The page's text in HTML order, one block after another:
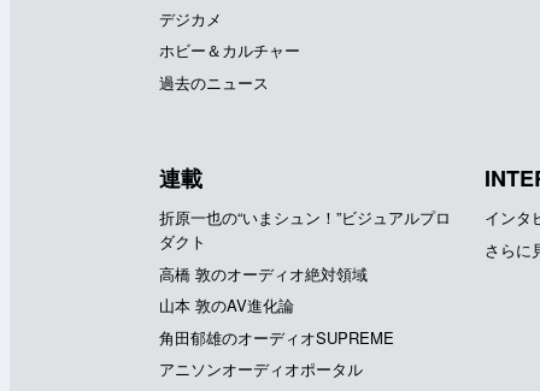
デジカメ
ホビー＆カルチャー
過去のニュース
連載
折原一也の“いまシュン！”ビジュアルプロ
ダクト
高橋 敦のオーディオ絶対領域
山本 敦のAV進化論
角田郁雄のオーディオSUPREME
アニソンオーディオポータル
インタ
さらに